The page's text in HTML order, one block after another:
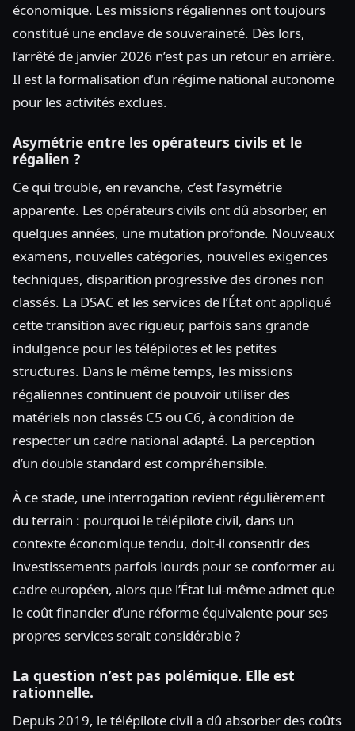
économique. Les missions régaliennes ont toujours
constitué une enclave de souveraineté. Dès lors,
l’arrêté de janvier 2026 n’est pas un retour en arrière.
Il est la formalisation d’un régime national autonome
pour les activités exclues.
Asymétrie entre les opérateurs civils et le
régalien ?
Ce qui trouble, en revanche, c’est l’asymétrie
apparente. Les opérateurs civils ont dû absorber, en
quelques années, une mutation profonde. Nouveaux
examens, nouvelles catégories, nouvelles exigences
techniques, disparition progressive des drones non
classés. La DSAC et les services de l’État ont appliqué
cette transition avec rigueur, parfois sans grande
indulgence pour les télépilotes et les petites
structures. Dans le même temps, les missions
régaliennes continuent de pouvoir utiliser des
matériels non classés C5 ou C6, à condition de
respecter un cadre national adapté. La perception
d’un double standard est compréhensible.
À ce stade, une interrogation revient régulièrement
du terrain : pourquoi le télépilote civil, dans un
contexte économique tendu, doit-il consentir des
investissements parfois lourds pour se conformer au
cadre européen, alors que l’État lui-même admet que
le coût financier d’une réforme équivalente pour ses
propres services serait considérable ?
La question n’est pas polémique. Elle est
rationnelle.
Depuis 2019, le télépilote civil a dû absorber des coûts